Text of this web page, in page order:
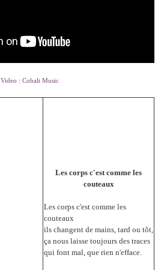
Video : Cobalt Music
Les corps c'est comme les
couteaux
Les corps c'est comme les
couteaux
ils changent de mains, tard ou tôt,
ça nous laisse toujours des traces
qui font mal, que rien n'efface.